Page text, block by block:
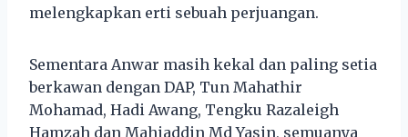
melengkapkan erti sebuah perjuangan.
Sementara Anwar masih kekal dan paling setia
berkawan dengan DAP, Tun Mahathir
Mohamad, Hadi Awang, Tengku Razaleigh
Hamzah dan Mahiaddin Md Yasin, semuanya